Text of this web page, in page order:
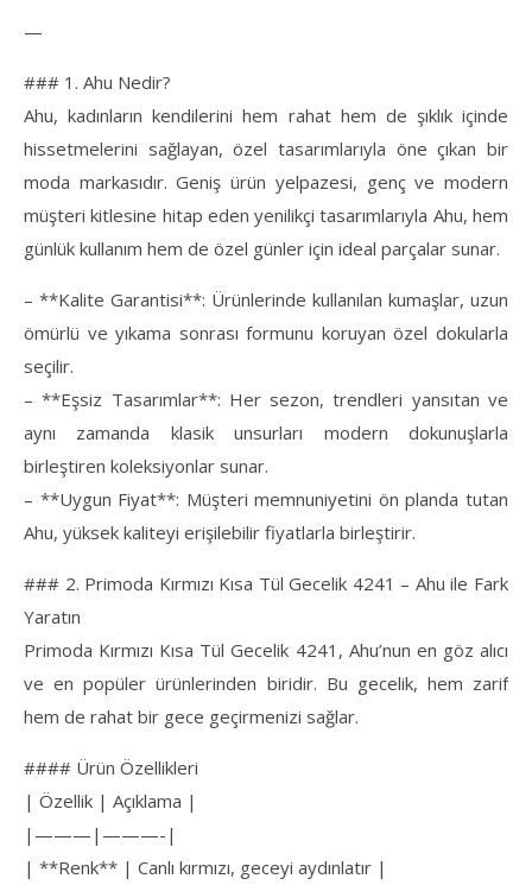
—
### 1. Ahu Nedir?
Ahu, kadınların kendilerini hem rahat hem de şıklık içinde
hissetmelerini sağlayan, özel tasarımlarıyla öne çıkan bir
moda markasıdır. Geniş ürün yelpazesi, genç ve modern
müşteri kitlesine hitap eden yenilikçi tasarımlarıyla Ahu, hem
günlük kullanım hem de özel günler için ideal parçalar sunar.
– **Kalite Garantisi**: Ürünlerinde kullanılan kumaşlar, uzun
ömürlü ve yıkama sonrası formunu koruyan özel dokularla
seçilir.
– **Eşsiz Tasarımlar**: Her sezon, trendleri yansıtan ve
aynı zamanda klasik unsurları modern dokunuşlarla
birleştiren koleksiyonlar sunar.
– **Uygun Fiyat**: Müşteri memnuniyetini ön planda tutan
Ahu, yüksek kaliteyi erişilebilir fiyatlarla birleştirir.
### 2. Primoda Kırmızı Kısa Tül Gecelik 4241 – Ahu ile Fark
Yaratın
Primoda Kırmızı Kısa Tül Gecelik 4241, Ahu’nun en göz alıcı
ve en popüler ürünlerinden biridir. Bu gecelik, hem zarif
hem de rahat bir gece geçirmenizi sağlar.
#### Ürün Özellikleri
| Özellik | Açıklama |
|———|———-|
| **Renk** | Canlı kırmızı, geceyi aydınlatır |